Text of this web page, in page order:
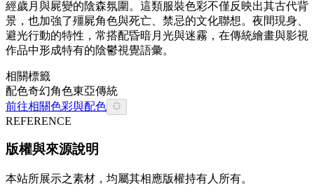
經歲月與屍變的陰森氛圍。這類服裝色彩不僅反映出其古代背
景，也加強了殭屍角色與死亡、禁忌的文化聯想。夜間現身、
避光行動的特性，常搭配昏暗月光與迷霧，在傳統繪畫與影視
作品中形成特有的陰鬱視覺語彙。
相關標籤
配色奇幻角色東亞傳統
前往相關色彩與配色
REFERENCE
版權與來源說明
本站所展示之素材，均屬其相應版權持有人所有。